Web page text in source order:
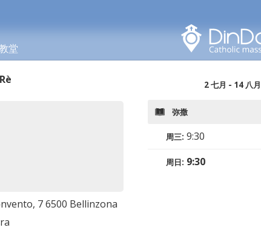
堂
7 6500 Bellinzona
2 七月 - 14 八月
弥撒
周三: 9:30
周日: 9:30